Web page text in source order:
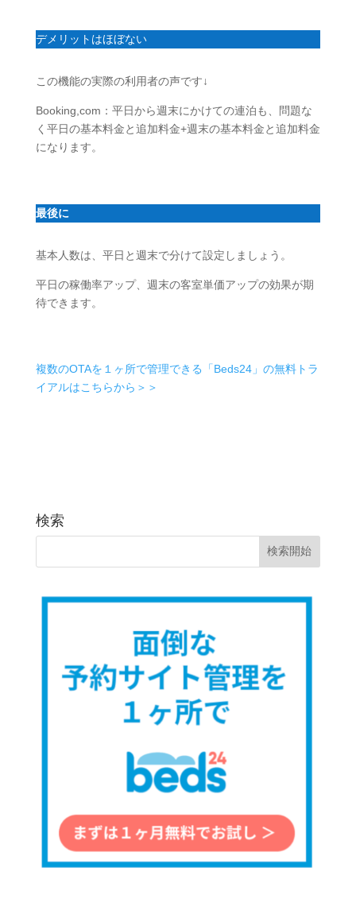
デメリットはほぼない
この機能の実際の利用者の声です↓
Booking,com：平日から週末にかけての連泊も、問題な
く平日の基本料金と追加料金+週末の基本料金と追加料金
になります。
最後に
基本人数は、平日と週末で分けて設定しましょう。
平日の稼働率アップ、週末の客室単価アップの効果が期
待できます。
複数のOTAを１ヶ所で管理できる「Beds24」の無料トラ
イアルはこちらから＞＞
検索